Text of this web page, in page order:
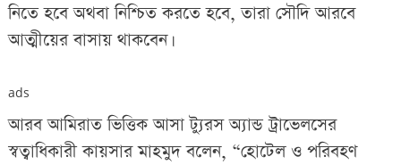
নিতে হবে অথবা নিশ্চিত করতে হবে, তারা সৌদি আরবে
আত্মীয়ের বাসায় থাকবেন।
ads
আরব আমিরাত ভিত্তিক আসা ট্যুরস অ্যান্ড ট্রাভেলসের
স্বত্বাধিকারী কায়সার মাহমুদ বলেন, “হোটেল ও পরিবহণ